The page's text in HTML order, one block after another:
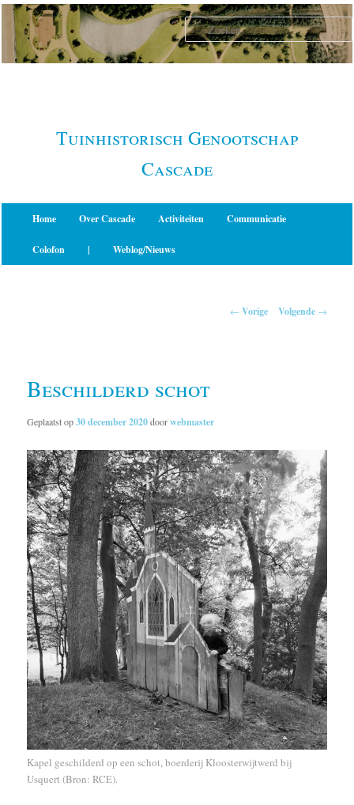
Spring
naar
primaire
Tuinhistorisch Genootschap
Cascade
Home Over Cascade Activiteiten Communicatie
Colofon | Weblog/Nieuws
← Vorige Volgende →
Beschilderd schot
Geplaatst op30 december 2020doorwebmaster
Kapel geschilderd op een schot, boerderij Kloosterwijtwerd bij
Usquert (Bron: RCE).